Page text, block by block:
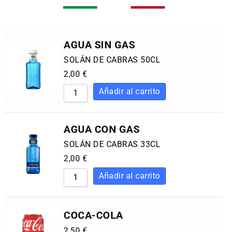
AGUA SIN GAS
SOLÁN DE CABRAS 50CL
2,00 €
AGUA CON GAS
SOLÁN DE CABRAS 33CL
2,00 €
COCA-COLA